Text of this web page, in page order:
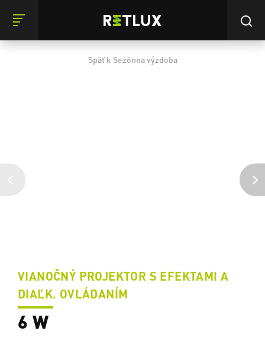
Späť k Sezónna výzdoba
VIANOČNÝ PROJEKTOR S EFEKTAMI A
DIAĽK. OVLÁDANÍM
6 W